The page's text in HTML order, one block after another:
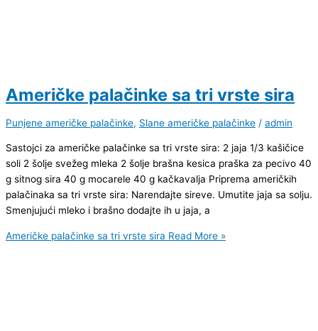
Američke palačinke sa tri vrste sira
Punjene američke palačinke, Slane američke palačinke / admin
Sastojci za američke palačinke sa tri vrste sira: 2 jaja 1/3 kašičice
soli 2 šolje svežeg mleka 2 šolje brašna kesica praška za pecivo 40
g sitnog sira 40 g mocarele 40 g kačkavalja Priprema američkih
palačinaka sa tri vrste sira: Narendajte sireve. Umutite jaja sa solju.
Smenjujući mleko i brašno dodajte ih u jaja, a
Američke palačinke sa tri vrste sira Read More »